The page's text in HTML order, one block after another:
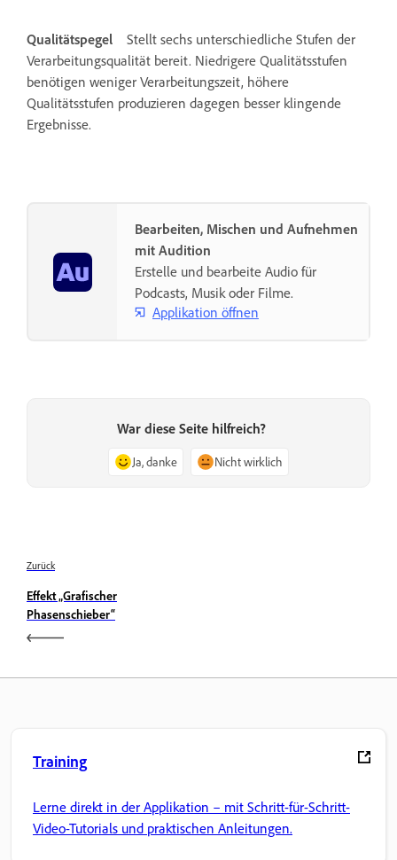
Qualitätspegel
Stellt sechs unterschiedliche Stufen der
Verarbeitungsqualität bereit. Niedrigere Qualitätsstufen
benötigen weniger Verarbeitungszeit, höhere
Qualitätsstufen produzieren dagegen besser klingende
Ergebnisse.
Bearbeiten, Mischen und Aufnehmen
mit Audition
Erstelle und bearbeite Audio für
Podcasts, Musik oder Filme.
Applikation öffnen
War diese Seite hilfreich?
Ja, danke Nicht wirklich
Zurück
Effekt „Grafischer
Phasenschieber“
Training
Lerne direkt in der Applikation – mit Schritt-für-Schritt-
Video-Tutorials und praktischen Anleitungen.